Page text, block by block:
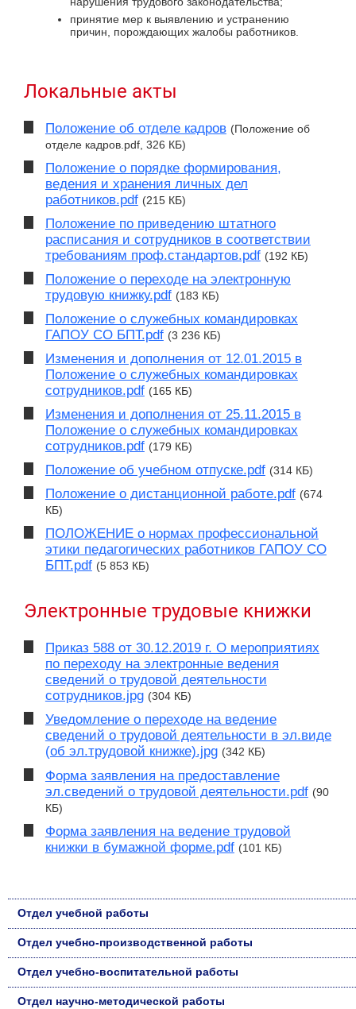
принятие мер к выявлению и устранению
причин, порождающих жалобы работников.
Локальные акты
Положение об отделе кадров (Положение об
отделе кадров.pdf, 326 КБ)
Положение о порядке формирования,
ведения и хранения личных дел
работников.pdf (215 КБ)
Положение по приведению штатного
расписания и сотрудников в соответствии
требованиям проф.стандартов.pdf (192 КБ)
Положение о переходе на электронную
трудовую книжку.pdf (183 КБ)
Положение о служебных командировках
ГАПОУ СО БПТ.pdf (3 236 КБ)
Изменения и дополнения от 12.01.2015 в
Положение о служебных командировках
сотрудников.pdf (165 КБ)
Изменения и дополнения от 25.11.2015 в
Положение о служебных командировках
сотрудников.pdf (179 КБ)
Положение об учебном отпуске.pdf (314 КБ)
Положение о дистанционной работе.pdf (674
КБ)
ПОЛОЖЕНИЕ о нормах профессиональной
этики педагогических работников ГАПОУ СО
БПТ.pdf (5 853 КБ)
Электронные трудовые книжки
Приказ 588 от 30.12.2019 г. О мероприятиях
по переходу на электронные ведения
сведений о трудовой деятельности
сотрудников.jpg (304 КБ)
Уведомление о переходе на ведение
сведений о трудовой деятельности в эл.виде
(об эл.трудовой книжке).jpg (342 КБ)
Форма заявления на предоставление
эл.сведений о трудовой деятельности.pdf (90
КБ)
Форма заявления на ведение трудовой
книжки в бумажной форме.pdf (101 КБ)
Отдел учебной работы
Отдел учебно-производственной работы
Отдел учебно-воспитательной работы
Отдел научно-методической работы